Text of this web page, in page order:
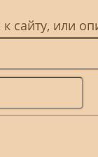
сайту, или